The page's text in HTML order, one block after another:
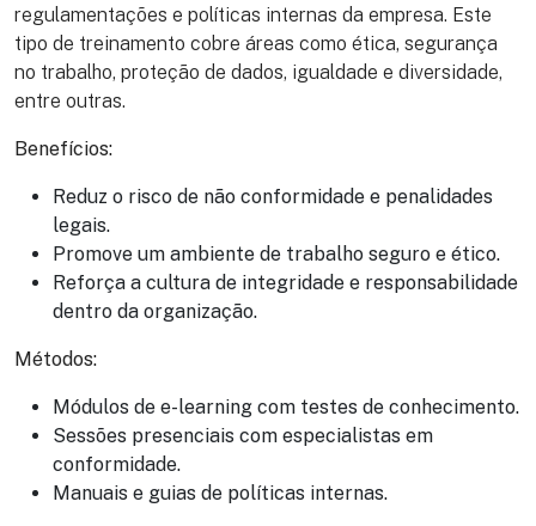
regulamentações e políticas internas da empresa. Este
tipo de treinamento cobre áreas como ética, segurança
no trabalho, proteção de dados, igualdade e diversidade,
entre outras.
Benefícios:
Reduz o risco de não conformidade e penalidades
legais.
Promove um ambiente de trabalho seguro e ético.
Reforça a cultura de integridade e responsabilidade
dentro da organização.
Métodos:
Módulos de e-learning com testes de conhecimento.
Sessões presenciais com especialistas em
conformidade.
Manuais e guias de políticas internas.